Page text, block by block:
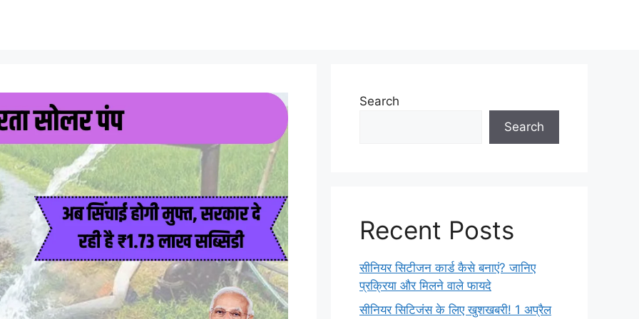
Search
Search
Recent Posts
सीनियर सिटीजन कार्ड कैसे बनाएं? जानिए
प्रक्रिया और मिलने वाले फायदे
सीनियर सिटिजंस के लिए खुशखबरी! 1 अप्रैल